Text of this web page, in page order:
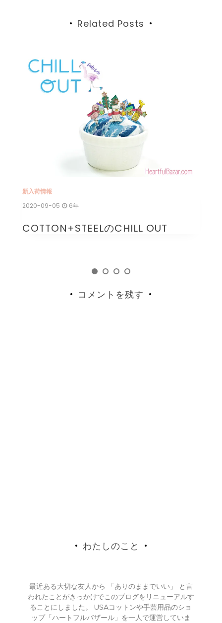
シ
Related Posts
新入荷情報
2020-09-05 6年
COTTON+STEELのCHILL OUT
コメントを残す
わたしのこと
最近ある大切な友人から 「ありのままでいい」 と言
われたことがきっかけでこのブログをリニューアルす
ることにしました。 USAコットンや手芸用品のショ
ップ「ハートフルバザール」を一人で運営していま